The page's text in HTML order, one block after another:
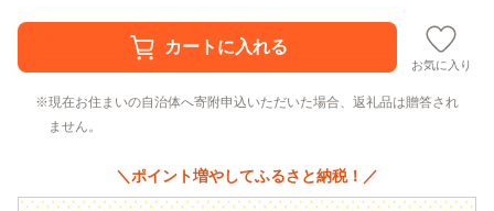
お気に入り
現在お住まいの自治体へ寄附申込いただいた場合、返礼品は贈答され
ません。
＼ポイント増やしてふるさと納税！／